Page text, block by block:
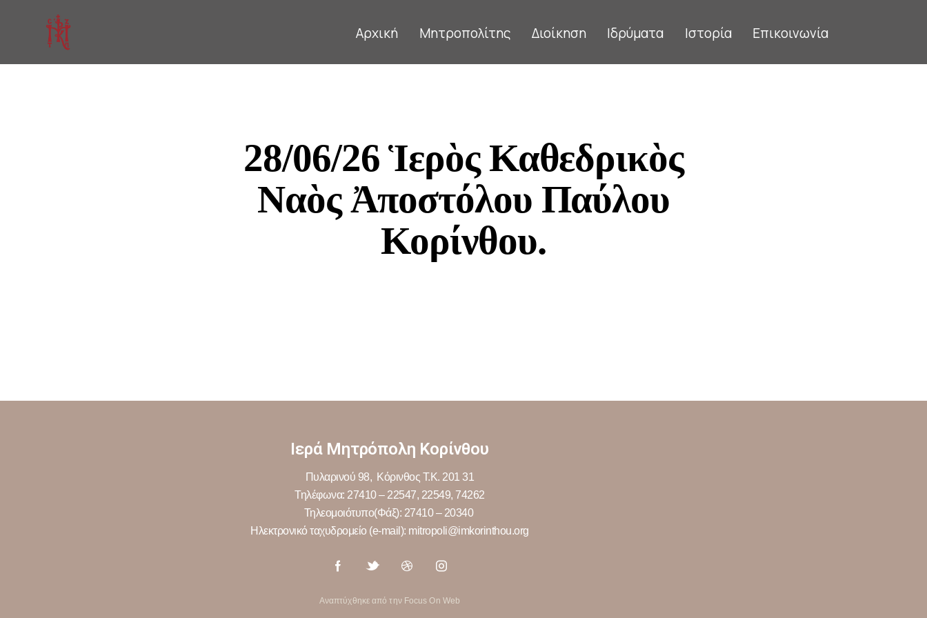
Αρχική Μητροπολίτης Διοίκηση Ιδρύματα Ιστορία Επικοινωνία
28/06/26 Ἱερὸς Καθεδρικὸς
Ναὸς Ἀποστόλου Παύλου
Κορίνθου.
Ιερά Μητρόπολη Κορίνθου
Πυλαρινού 98, Κόρινθος Τ.Κ. 201 31
Τηλέφωνα: 27410 – 22547, 22549, 74262
Τηλεομοιότυπο(Φάξ): 27410 – 20340
Ηλεκτρονικό ταχυδρομείο (e-mail): mitropoli@imkorinthou.org
Αναπτύχθηκε από την Focus On Web